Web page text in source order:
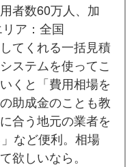
者数60万人、加
ア：全国
てくれる一括見積
ステムを使ってこ
くと「費用相場を
助成金のことも教
合う地元の業者を
など便利。相場
欲しいなら。